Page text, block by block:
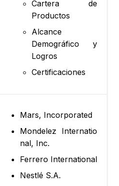
Cartera de
Productos
Alcance
Demográfico y
Logros
Certificaciones
Mars, Incorporated
Mondelez Internatio
nal, Inc.
Ferrero International
Nestlé S.A.